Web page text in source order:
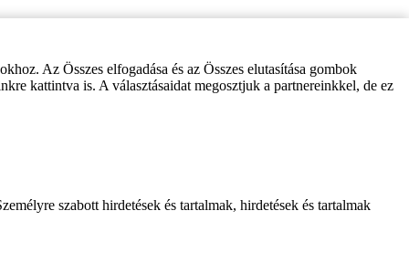
Az Összes elfogadása és az Összes elutasítása gombok
kattintva is. A választásaidat megosztjuk a partnereinkkel, de ez
szabott hirdetések és tartalmak, hirdetések és tartalmak